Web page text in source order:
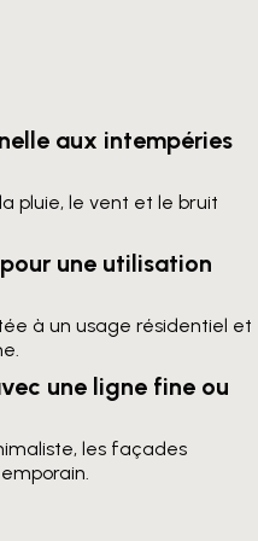
aux intempéries
pluie, le vent et le bruit
une utilisation
à un usage résidentiel et
une ligne fine ou
les façades